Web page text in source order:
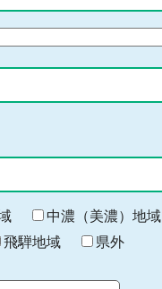
中濃（美濃）地域
飛騨地域 県外